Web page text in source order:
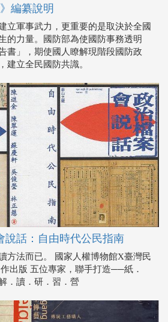
編纂說明
立軍事武力，更重要的是取決於全國
的力量。國防部為使國防事務透明
書」，期使國人瞭解現階段國防政
建立全民國防共識。
說話：自由時代公民指南
方法而已。 國家人權博物館X臺灣民
出版 五位專家，聯手打造──紙．
．讀．研．習．營